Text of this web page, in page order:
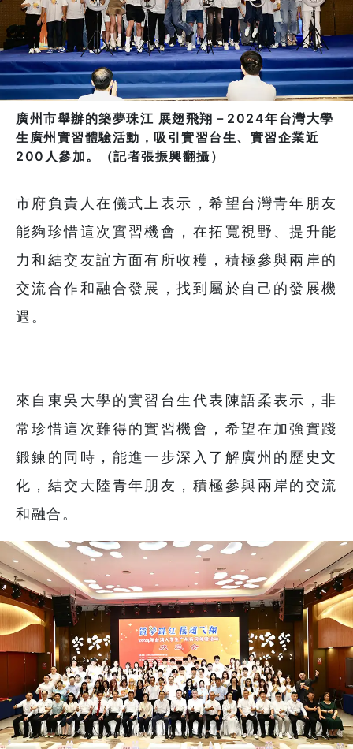
廣州市舉辦的築夢珠江 展翅飛翔－2024年台灣大學
生廣州實習體驗活動，吸引實習台生、實習企業近
200人參加。（記者張振興翻攝）
市府負責人在儀式上表示，希望台灣青年朋友
能夠珍惜這次實習機會，在拓寬視野、提升能
力和結交友誼方面有所收穫，積極參與兩岸的
交流合作和融合發展，找到屬於自己的發展機
遇。
來自東吳大學的實習台生代表陳語柔表示，非
常珍惜這次難得的實習機會，希望在加強實踐
鍛鍊的同時，能進一步深入了解廣州的歷史文
化，結交大陸青年朋友，積極參與兩岸的交流
和融合。